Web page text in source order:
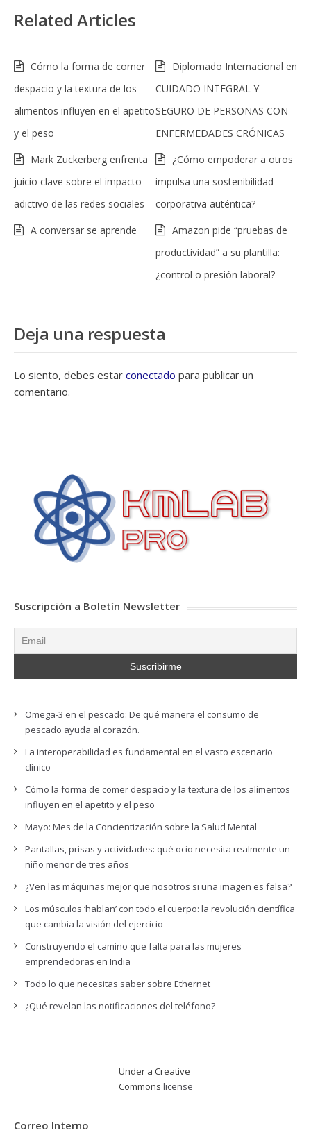
Related Articles
Cómo la forma de comer
despacio y la textura de los
alimentos influyen en el apetito
y el peso
Diplomado Internacional en
CUIDADO INTEGRAL Y
SEGURO DE PERSONAS CON
ENFERMEDADES CRÓNICAS
Mark Zuckerberg enfrenta
juicio clave sobre el impacto
adictivo de las redes sociales
¿Cómo empoderar a otros
impulsa una sostenibilidad
corporativa auténtica?
A conversar se aprende
Amazon pide “pruebas de
productividad” a su plantilla:
¿control o presión laboral?
Deja una respuesta
Lo siento, debes estar conectado para publicar un
comentario.
Suscripción a Boletín Newsletter
Omega-3 en el pescado: De qué manera el consumo de
pescado ayuda al corazón.
La interoperabilidad es fundamental en el vasto escenario
clínico
Cómo la forma de comer despacio y la textura de los alimentos
influyen en el apetito y el peso
Mayo: Mes de la Concientización sobre la Salud Mental
Pantallas, prisas y actividades: qué ocio necesita realmente un
niño menor de tres años
¿Ven las máquinas mejor que nosotros si una imagen es falsa?
Los músculos ‘hablan’ con todo el cuerpo: la revolución científica
que cambia la visión del ejercicio
Construyendo el camino que falta para las mujeres
emprendedoras en India
Todo lo que necesitas saber sobre Ethernet
¿Qué revelan las notificaciones del teléfono?
Under a Creative
Commons license
Correo Interno